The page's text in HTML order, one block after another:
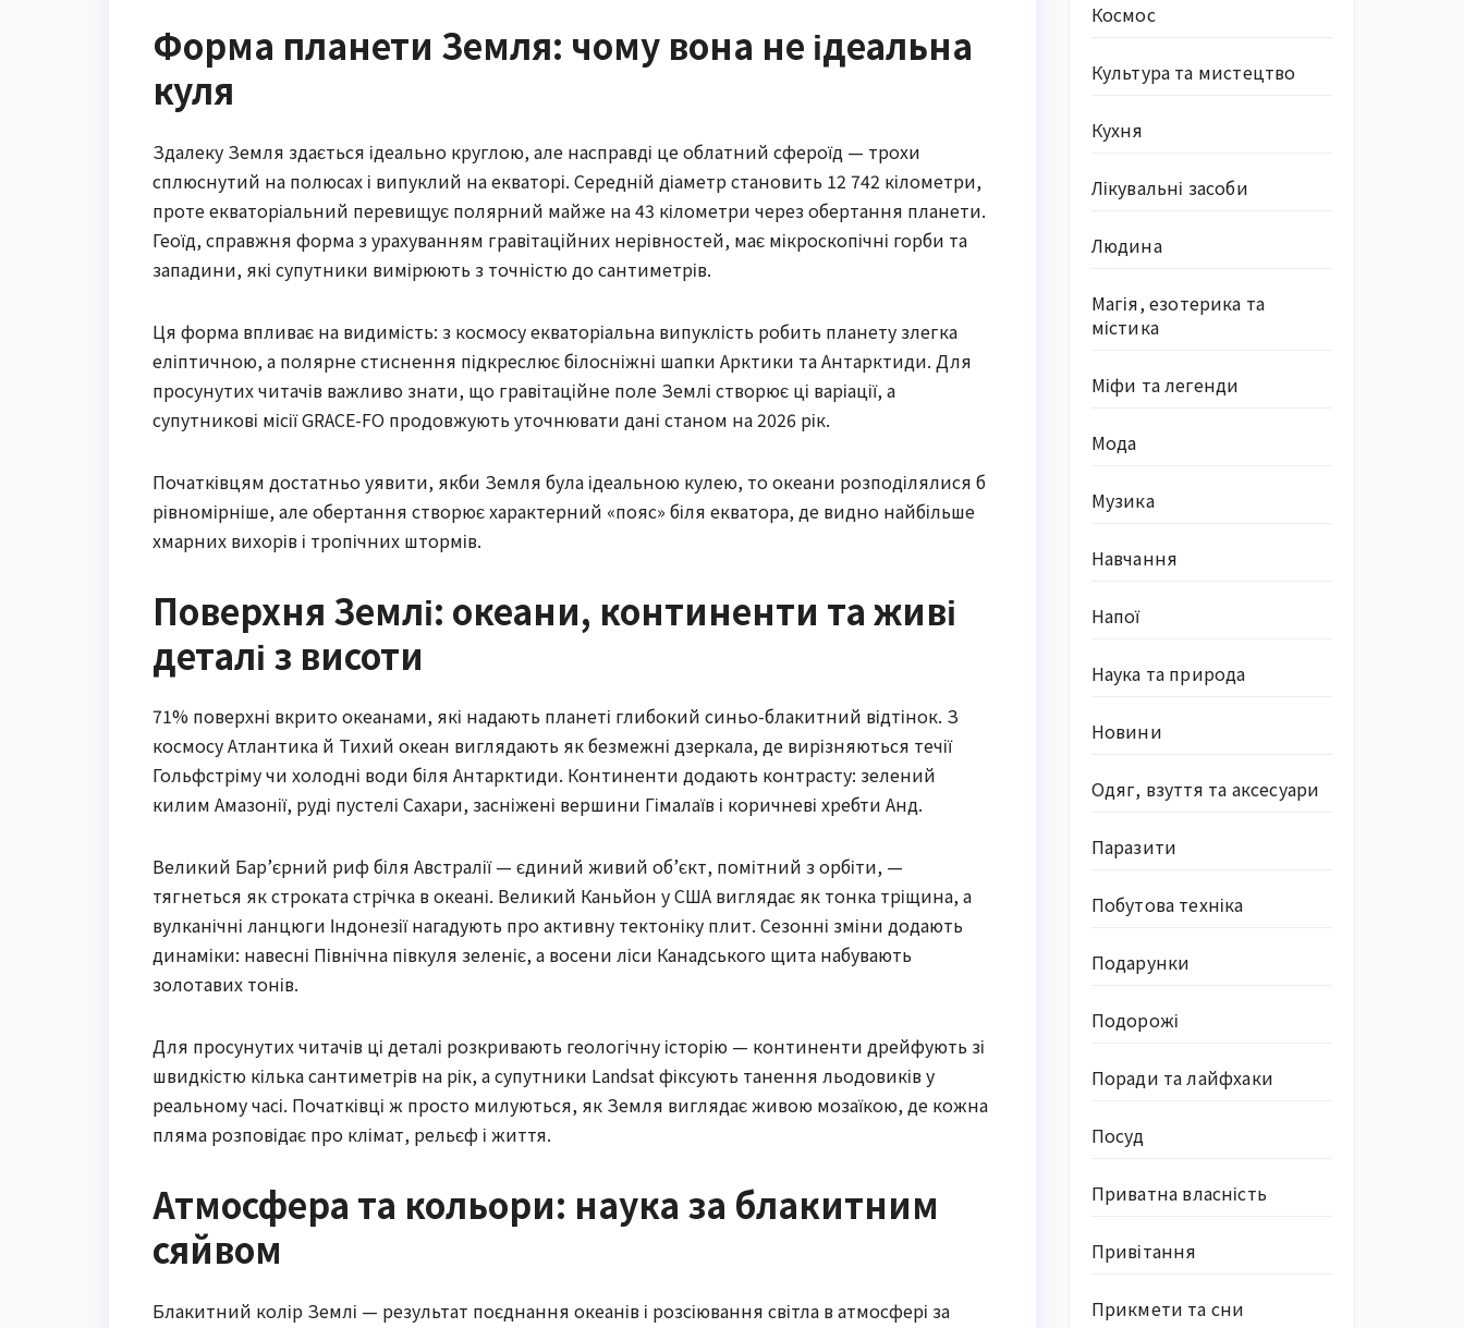
Форма планети Земля: чому вона не ідеальна
куля
Здалеку Земля здається ідеально круглою, але насправді це облатний сфероїд — трохи
сплюснутий на полюсах і випуклий на екваторі. Середній діаметр становить 12 742 кілометри,
проте екваторіальний перевищує полярний майже на 43 кілометри через обертання планети.
Геоїд, справжня форма з урахуванням гравітаційних нерівностей, має мікроскопічні горби та
западини, які супутники вимірюють з точністю до сантиметрів.
Ця форма впливає на видимість: з космосу екваторіальна випуклість робить планету злегка
еліптичною, а полярне стиснення підкреслює білосніжні шапки Арктики та Антарктиди. Для
просунутих читачів важливо знати, що гравітаційне поле Землі створює ці варіації, а
супутникові місії GRACE-FO продовжують уточнювати дані станом на 2026 рік.
Початківцям достатньо уявити, якби Земля була ідеальною кулею, то океани розподілялися б
рівномірніше, але обертання створює характерний «пояс» біля екватора, де видно найбільше
хмарних вихорів і тропічних штормів.
Поверхня Землі: океани, континенти та живі
деталі з висоти
71% поверхні вкрито океанами, які надають планеті глибокий синьо-блакитний відтінок. З
космосу Атлантика й Тихий океан виглядають як безмежні дзеркала, де вирізняються течії
Гольфстріму чи холодні води біля Антарктиди. Континенти додають контрасту: зелений
килим Амазонії, руді пустелі Сахари, засніжені вершини Гімалаїв і коричневі хребти Анд.
Великий Бар’єрний риф біля Австралії — єдиний живий об’єкт, помітний з орбіти, —
тягнеться як строката стрічка в океані. Великий Каньйон у США виглядає як тонка тріщина, а
вулканічні ланцюги Індонезії нагадують про активну тектоніку плит. Сезонні зміни додають
динаміки: навесні Північна півкуля зеленіє, а восени ліси Канадського щита набувають
золотавих тонів.
Для просунутих читачів ці деталі розкривають геологічну історію — континенти дрейфують зі
швидкістю кілька сантиметрів на рік, а супутники Landsat фіксують танення льодовиків у
реальному часі. Початківці ж просто милуються, як Земля виглядає живою мозаїкою, де кожна
пляма розповідає про клімат, рельєф і життя.
Атмосфера та кольори: наука за блакитним
сяйвом
Блакитний колір Землі — результат поєднання океанів і розсіювання світла в атмосфері за
Космос
Культура та мистецтво
Кухня
Лікувальні засоби
Людина
Магія, езотерика та
містика
Міфи та легенди
Мода
Музика
Навчання
Напої
Наука та природа
Новини
Одяг, взуття та аксесуари
Паразити
Побутова техніка
Подарунки
Подорожі
Поради та лайфхаки
Посуд
Приватна власність
Привітання
Прикмети та сни